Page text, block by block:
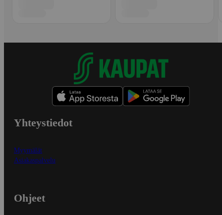
Yhteystiedot
Myymälät
Asiakaspalvelu
Ohjeet